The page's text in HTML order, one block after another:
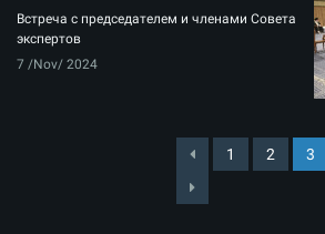
Встреча с председателем и членами Совета
экспертов
7 /Nov/ 2024
1 2 3